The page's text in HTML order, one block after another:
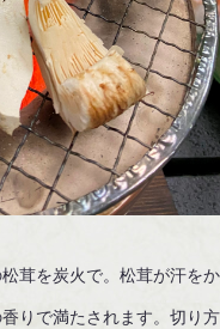
茸を炭火で。松茸が汗をか
りで満たされます。切り方